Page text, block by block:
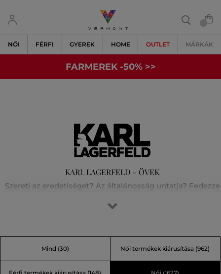
NŐI FÉRFI GYEREK HOME OUTLET MÁRKÁK
FARMEREK -50% >>
KARL LAGERFELD - ÖVEK
Szereti az eredetiséget? Az általánosság untatja? Fedezze
és a rock-chic elegancia tökéletes keverékét. Karl
Néhány legendás mondása is ezt bizonyítja: „A divat olyan
játék, melyet komolyan kell játszani.” vagy „Az unalom
Mind (30) Női termékek kiárusítása (962)